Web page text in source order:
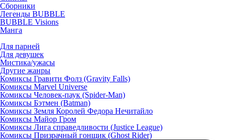
Сборники
Легенды BUBBLE
BUBBLE Visions
Манга
Для парней
Для девушек
Мистика/ужасы
Другие жанры
Комиксы Гравити Фолз (Gravity Falls)
Комиксы Marvel Universe
Комиксы Человек-паук (Spider-Man)
Комиксы Бэтмен (Batman)
Комиксы Земля Королей Федора Нечитайло
Комиксы Майор Гром
Комиксы Лига справедливости (Justice League)
Комиксы Призрачный гонщик (Ghost Rider)